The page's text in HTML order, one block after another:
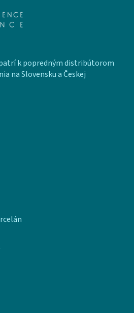
k popredným distribútorom
na Slovensku a Českej